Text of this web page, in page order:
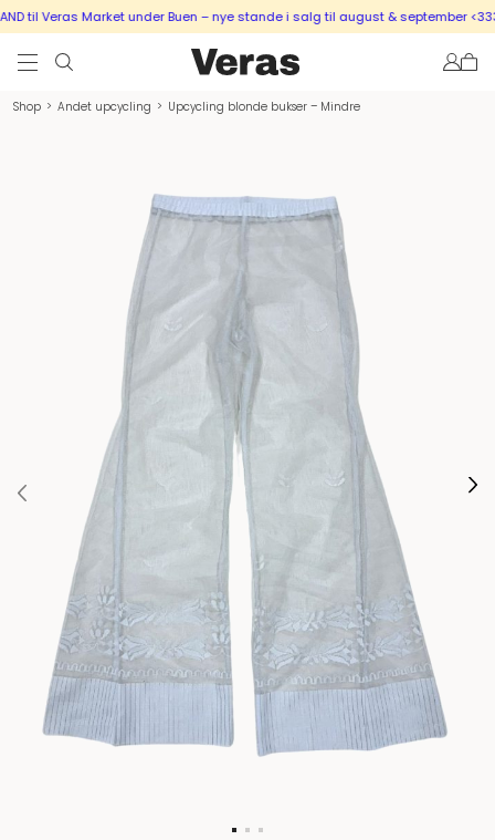
til Veras Market under Buen – nye stande i salg til august & september <333
Shop > Andet upcycling > Upcycling blonde bukser – Mindre